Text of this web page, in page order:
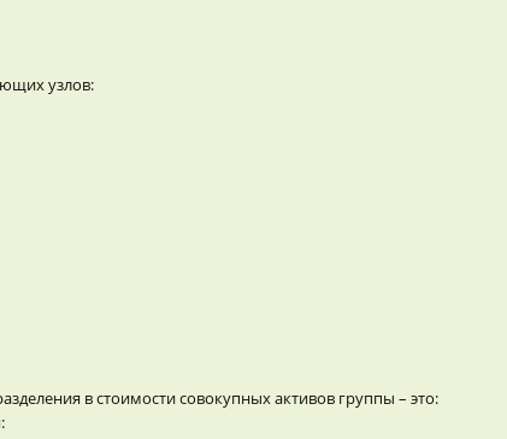
узлов:
в стоимости совокупных активов группы – это: